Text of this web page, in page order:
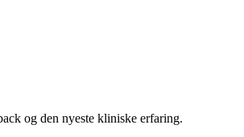
og den nyeste kliniske erfaring.